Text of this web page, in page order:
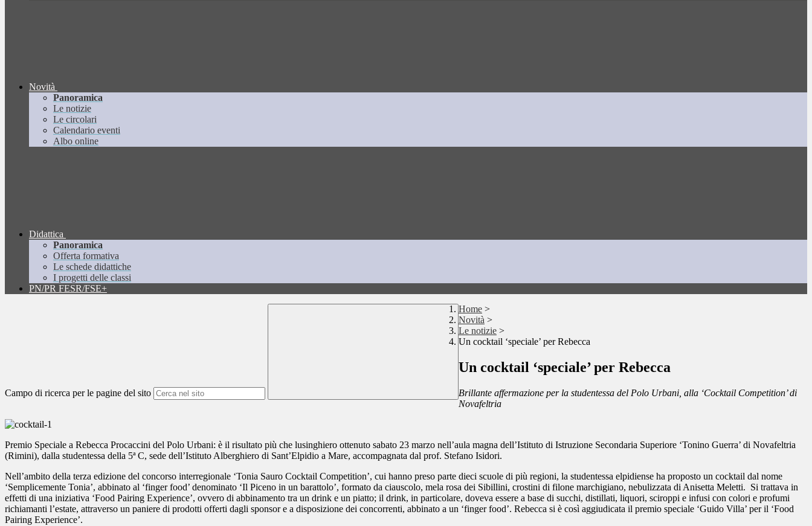
Novità
Panoramica
Le notizie
Le circolari
Calendario eventi
Albo online
Didattica
Panoramica
Offerta formativa
Le schede didattiche
I progetti delle classi
PN/PR FESR/FSE+
Campo di ricerca per le pagine del sito
Home >
Novità >
Le notizie >
Un cocktail ‘speciale’ per Rebecca
Un cocktail ‘speciale’ per Rebecca
Brillante affermazione per la studentessa del Polo Urbani, alla ‘Cocktail Competition’ di
Novafeltria
Premio Speciale a Rebecca Procaccini del Polo Urbani: è il risultato più che lusinghiero ottenuto sabato 23 marzo nell’aula magna dell’Istituto di Istruzione Secondaria Superiore ‘Tonino Guerra’ di Novafeltria
(Rimini), dalla studentessa della 5ª C, sede dell’Istituto Alberghiero di Sant’Elpidio a Mare, accompagnata dal prof. Stefano Isidori.
Nell’ambito della terza edizione del concorso interregionale ‘Tonia Sauro Cocktail Competition’, cui hanno preso parte dieci scuole di più regioni, la studentessa elpidiense ha proposto un cocktail dal nome
‘Semplicemente Tonia’, abbinato al ‘finger food’ denominato ‘Il Piceno in un barattolo’, formato da ciauscolo, mela rosa dei Sibillini, crostini di filone marchigiano, nebulizzata di Anisetta Meletti. Si trattava in
effetti di una iniziativa ‘Food Pairing Experience’, ovvero di abbinamento tra un drink e un piatto; il drink, in particolare, doveva essere a base di succhi, distillati, liquori, sciroppi e infusi con colori e profumi
richiamanti l’estate, attraverso un paniere di prodotti offerti dagli sponsor e a disposizione dei concorrenti, abbinato a un ‘finger food’. Rebecca si è così aggiudicata il premio speciale ‘Guido Villa’ per il ‘Food
Pairing Experience’.